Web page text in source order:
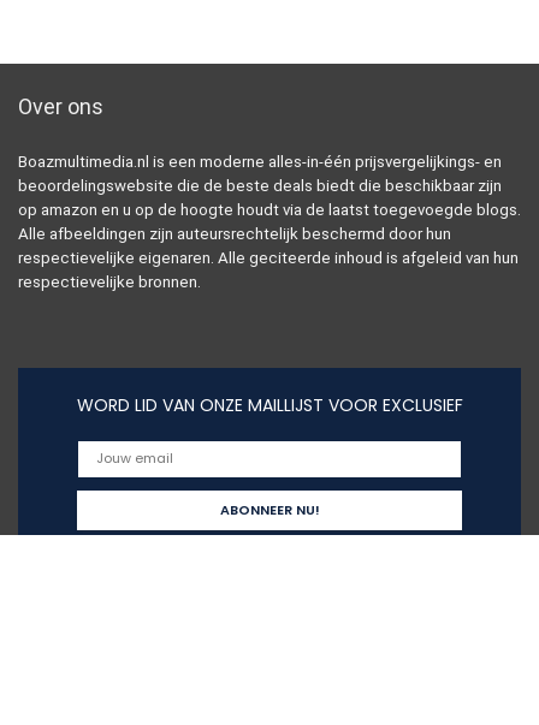
Over ons
Boazmultimedia.nl is een moderne alles-in-één prijsvergelijkings- en
beoordelingswebsite die de beste deals biedt die beschikbaar zijn
op amazon en u op de hoogte houdt via de laatst toegevoegde blogs.
Alle afbeeldingen zijn auteursrechtelijk beschermd door hun
respectievelijke eigenaren. Alle geciteerde inhoud is afgeleid van hun
respectievelijke bronnen.
WORD LID VAN ONZE MAILLIJST VOOR EXCLUSIEF